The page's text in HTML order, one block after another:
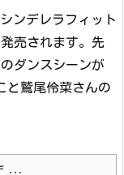
ンデレラフィット
売されます。 先
ダンスシーンが
と鷲尾伶菜さんの
...